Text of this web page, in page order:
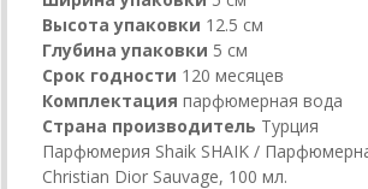
Высота упаковки 12.5 см
Глубина упаковки 5 см
Срок годности 120 месяцев
Комплектация парфюмерная вода
Страна производитель Турция
Парфюмерия Shaik SHAIK /
Christian Dior Sauvage, 100 мл.